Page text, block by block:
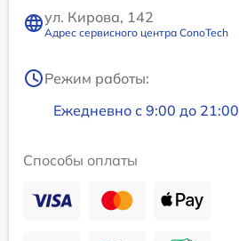
ул. Кирова, 142
Адрес сервисного центра ConoTech
Режим работы:
Ежедневно с 9:00 до 21:00
Способы оплаты